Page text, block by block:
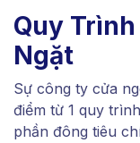
Quy
Ngặt
Sự công ty cửa
điểm từ 1 quy
phần đông tiêu